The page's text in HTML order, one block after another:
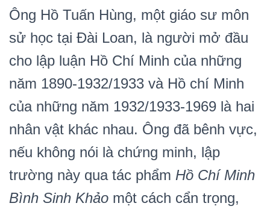
Ông Hồ Tuấn Hùng, một giáo sư môn
sử học tại Đài Loan, là người mở đầu
cho lập luận Hồ Chí Minh của những
năm 1890-1932/1933 và Hồ chí Minh
của những năm 1932/1933-1969 là hai
nhân vật khác nhau. Ông đã bênh vực,
nếu không nói là chứng minh, lập
trường này qua tác phẩm Hồ Chí Minh
Bình Sinh Khảo một cách cẩn trọng,